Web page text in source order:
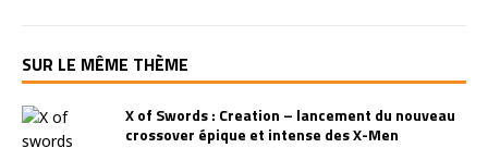
SUR LE MÊME THÈME
X of Swords : Creation – lancement du nouveau
crossover épique et intense des X-Men